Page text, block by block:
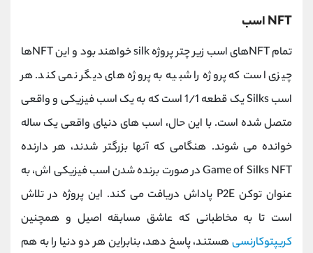
NFT اسب
تمام NFTهای اسب زیر چتر پروژه silk خواهند بود و این NFTها
چیزی است که پروژه را شبیه به پروژه های دیگر نمی کند. هر
اسب Silks یک قطعه 1/1 است که به یک اسب فیزیکی و واقعی
متصل شده است. با این حال، اسب های دنیای واقعی یک ساله
خوانده می شوند. هنگامی که آنها بزرگتر شدند، هر دارنده
Game of Silks NFT در صورت برنده شدن اسب فیزیکی اش، به
عنوان توکن P2E پاداش دریافت می کند. این پروژه در تلاش
است تا به مخاطبانی که عاشق مسابقه اصیل و همچنین
کریپتوکارنسیهستند، پاسخ دهد، بنابراین هر دو دنیا را به هم